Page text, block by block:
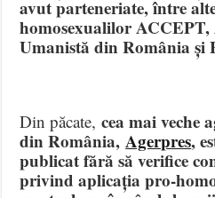
avut parteneriate, între
homosexualilor ACCEPT,
Umanistă din România și
Din păcate,cea mai veche
din România,Agerpres,
publicat fără să verifice
privind aplicația pro-